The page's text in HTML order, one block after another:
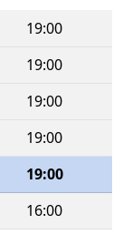
19:00
19:00
19:00
19:00
19:00
16:00